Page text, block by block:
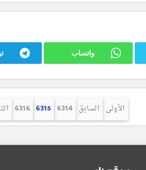
واتساب
الأولى السابق 6314
6315
6316